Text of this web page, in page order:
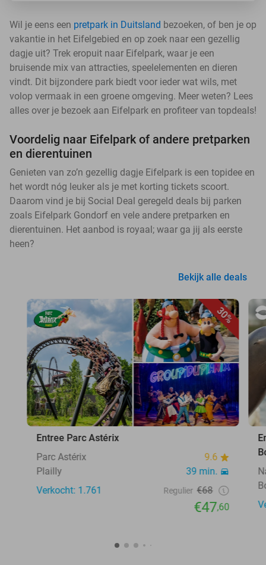
Wil je eens een pretpark in Duitsland bezoeken, of ben je op
vakantie in het Eifelgebied en op zoek naar een gezellig
dagje uit? Trek eropuit naar Eifelpark, waar je een
bruisende mix van attracties, speelelementen en dieren
vindt. Dit bijzondere park biedt voor ieder wat wils, met
volop vermaak in een groene omgeving. Meer weten? Lees
alles over je bezoek aan Eifelpark en profiteer van topdeals!
Voordelig naar Eifelpark of andere pretparken
en dierentuinen
Genieten van zo’n gezellig dagje Eifelpark is een topidee en
het wordt nóg leuker als je met korting tickets scoort.
Daarom vind je bij Social Deal geregeld deals bij parken
zoals Eifelpark Gondorf en vele andere pretparken en
dierentuinen. Het aanbod is royaal; waar ga jij als eerste
heen?
Bekijk alle deals
30%
Entree Parc Astérix
Parc Astérix
9.6
Plailly
39 min.
Verkocht: 1.761
Regulier €68
€47,60